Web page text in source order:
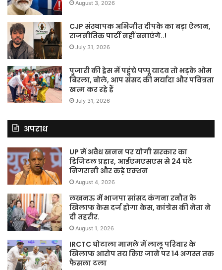
August 3, 2026
CJP संस्थापक अभिजीत दीपके का बड़ा ऐलान,
राजनीतिक पार्टी नहीं बनाएंगे..!
July 31, 2026
पुजारी की ड्रेस में पहुंचे पप्पू यादव तो भड़के ओम
बिरला, बोले, आप संसद की मर्यादा और पवित्रता
खत्म कर रहे हैं
July 31, 2026
अपराध
UP में अवैध खनन पर योगी सरकार का
डिजिटल प्रहार, आईएमएसएस से 24 घंटे
निगरानी और कड़े एक्शन
August 4, 2026
लखनऊ में भाजपा सांसद कंगना रनौत के
खिलाफ केस दर्ज होगा केस, कांग्रेस की नेता ने
दी तहरीर.
August 1, 2026
IRCTC घोटाला मामले में लालू परिवार के
खिलाफ आरोप तय किए जाने पर 14 अगस्त तक
फैसला टला